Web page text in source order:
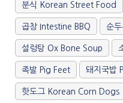
분식 Korean Street Food
곱창 Intestine BBQ 순
설렁탕 Ox Bone Soup
족발 Pig Feet 돼지국밥
핫도그 Korean Corn Dogs